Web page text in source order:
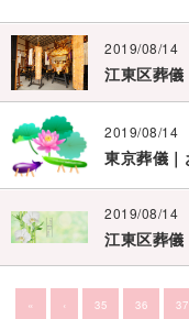
2019/08/14
江東区葬
2019/08/14
東京葬儀
2019/08/14
江東区葬儀
« ‹ 35 36 37